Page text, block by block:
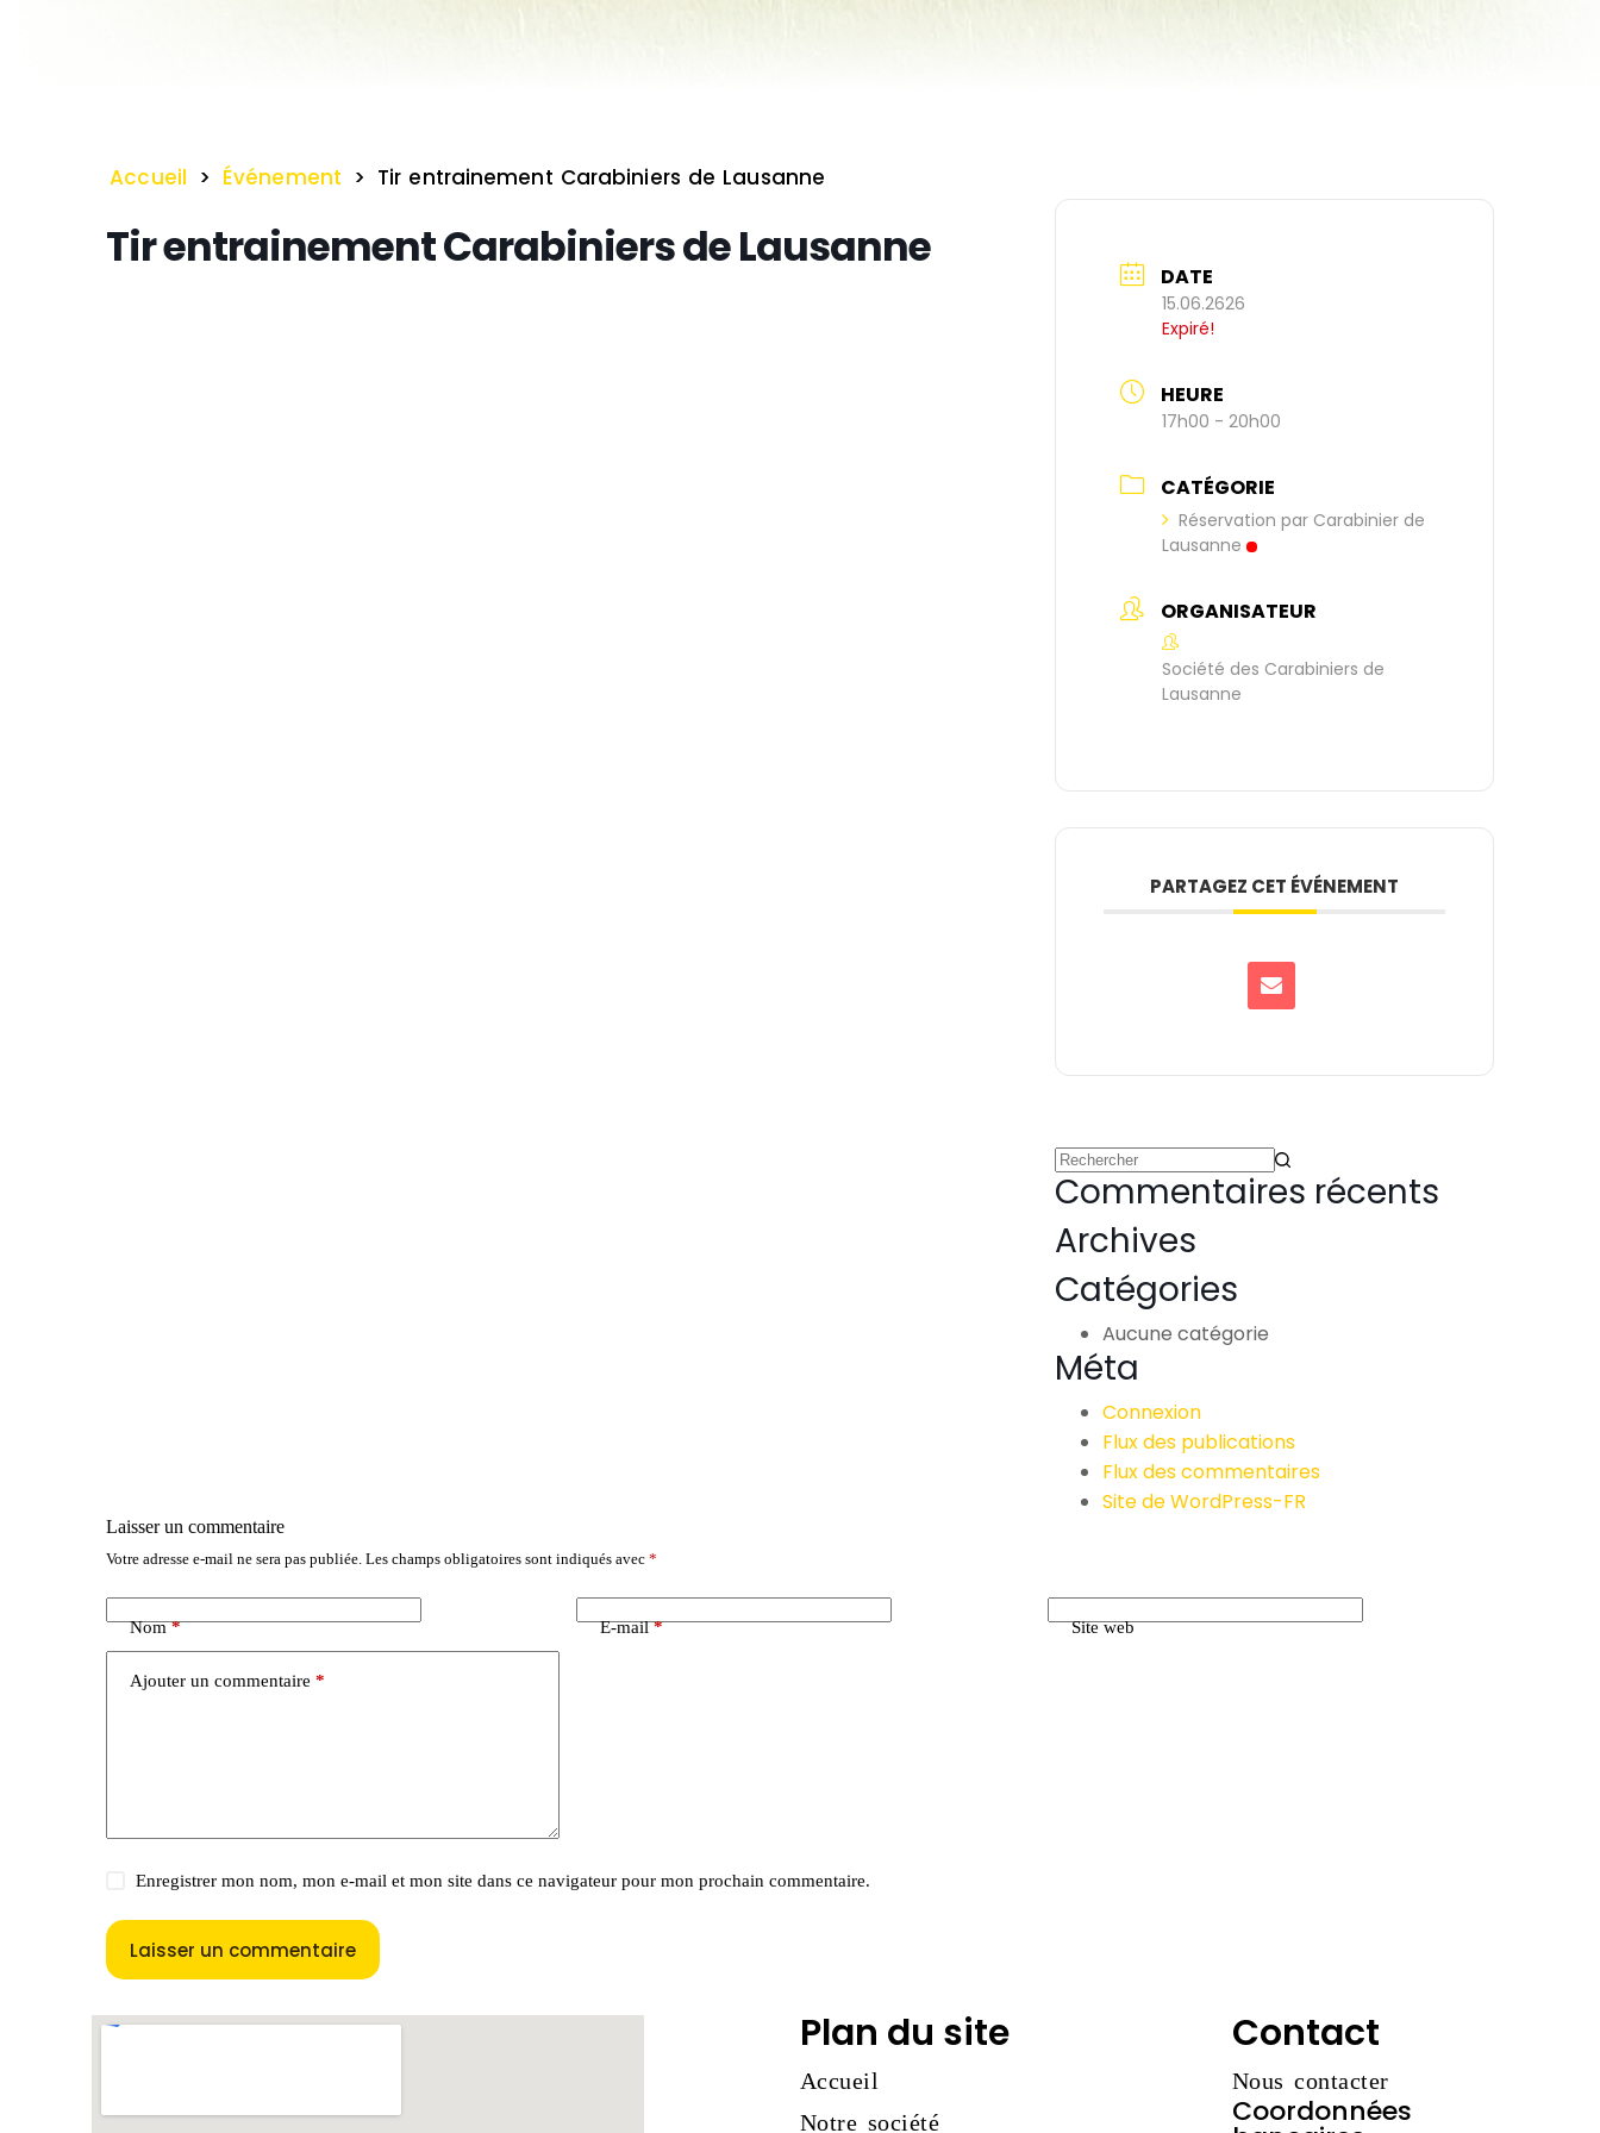
Accueil > Événement > Tir entrainement Carabiniers de Lausanne
Tir entrainement Carabiniers de Lausanne
DATE
15.06.2626
Expiré!
HEURE
17h00 - 20h00
CATÉGORIE
Réservation par Carabinier de
Lausanne
ORGANISATEUR
Société des Carabiniers de
Lausanne
PARTAGEZ CET ÉVÉNEMENT
Commentaires récents
Archives
Catégories
Aucune catégorie
Méta
Connexion
Flux des publications
Flux des commentaires
Site de WordPress-FR
Laisser un commentaire
Votre adresse e-mail ne sera pas publiée. Les champs obligatoires sont indiqués avec *
Nom* E-mail* Site web
Ajouter un commentaire *
Enregistrer mon nom, mon e-mail et mon site dans ce navigateur pour mon prochain commentaire.
Laisser un commentaire
A
t
e
Plan du site
Accueil
Notre société
Contact
Nous contacter
Coordonnées